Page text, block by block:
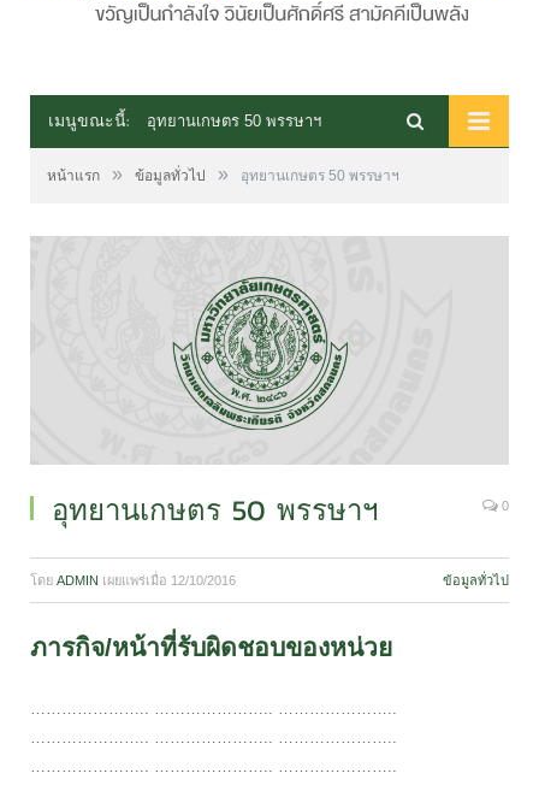
เมนูขณะนี้: อุทยานเกษตร 50 พรรษาฯ
หน้าแรก » ข้อมูลทั่วไป » อุทยานเกษตร 50 พรรษาฯ
อุทยานเกษตร 50 พรรษาฯ 0
โดย ADMIN เผยแพร่เมื่อ 12/10/2016 ข้อมูลทั่วไป
ภารกิจ/หน้าที่รับผิดชอบของหน่วย
………………….. ………………….. …………………..
………………….. ………………….. …………………..
………………….. ………………….. …………………..